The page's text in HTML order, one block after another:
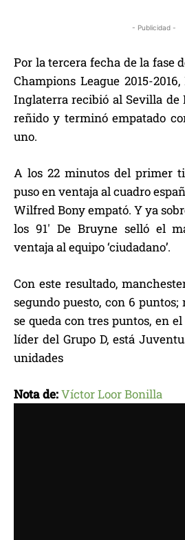
- Publicidad -
Por la tercera fecha de la fase
Champions League 2015-
Inglaterra recibió al Sevilla de
reñido y terminó empatado
uno.
A los 22 minutos del primer
puso en ventaja al cuadro
Wilfred Bony empató. Y ya
los 91′ De Bruyne selló el
ventaja al equipo ‘ciudadano’.
Con este resultado,
segundo puesto, con 6
se queda con tres puntos, en
líder del Grupo D, está
unidades
Nota de:Víctor Loor Bonilla